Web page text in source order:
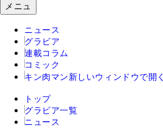
メニュ
ニュース
グラビア
連載コラム
コミック
キン肉マン 新しいウィンドウで開く
トップ
グラビア一覧
ニュース